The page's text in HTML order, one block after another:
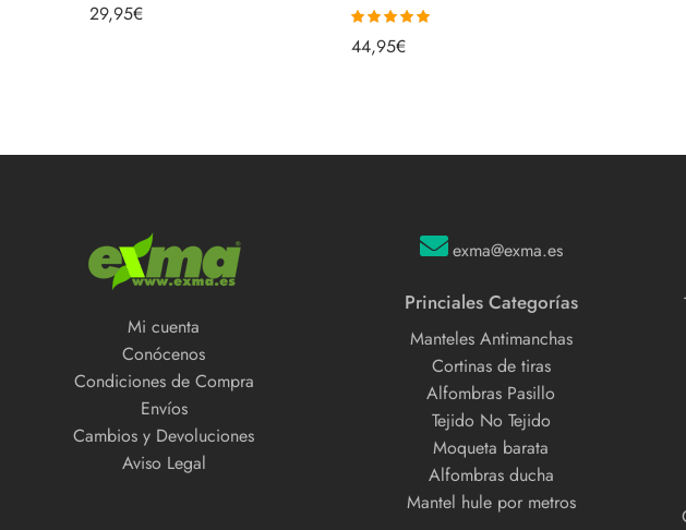
29,95€
Valorado con
5.00 de 5
44,95€
Mi cuenta
Conócenos
Condiciones de Compra
Envíos
Cambios y Devoluciones
Aviso Legal
exma@exma.es
Princiales Categorías
Manteles Antimanchas
Cortinas de tiras
Alfombras Pasillo
Tejido No Tejido
Moqueta barata
Alfombras ducha
Mantel hule por metros